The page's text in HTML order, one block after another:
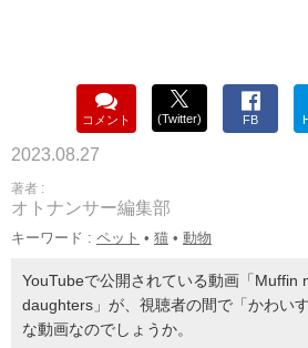
コメント (Twitter) FB
2023.08.27
著者 :
オトナンサー編集部
キーワード : ペット • 猫 • 動物
YouTubeで公開されている動画「Muffin
daughters」が、視聴者の間で「かわい
な動画なのでしょうか。